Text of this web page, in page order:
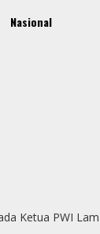
Nasional
Ketua PWI